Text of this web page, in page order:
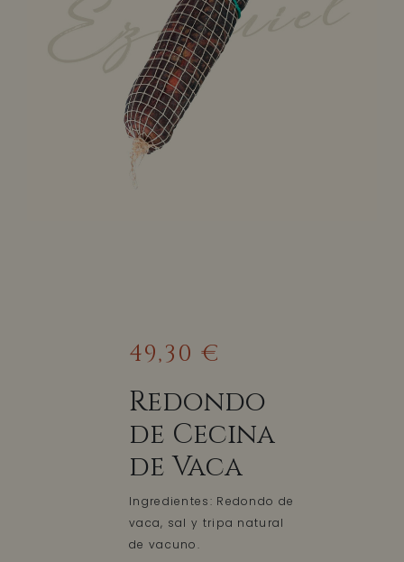
49,30 €
Redondo
de Cecina
de Vaca
Ingredientes: Redondo de
vaca, sal y tripa natural
de vacuno.